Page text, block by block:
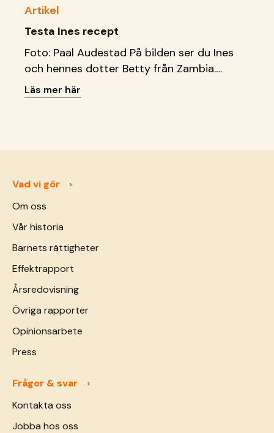
Artikel
Testa Ines recept
Foto: Paal Audestad På bilden ser du Ines
och hennes dotter Betty från Zambia.
Familjen gick med i vårt familjestärkande
program 2016. Tack vare stödet från SOS
skolan och &hellip; <a href="https://sos-
bulldeg/">Continued</a>
Läs mer här
Vad vi gör
Om oss
Vår historia
Barnets rättigheter
Effektrapport
Årsredovisning
Övriga rapporter
Opinionsarbete
Press
Frågor & svar
Kontakta oss
Jobba hos oss